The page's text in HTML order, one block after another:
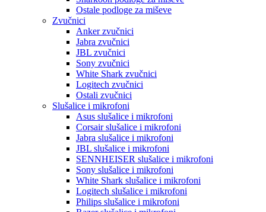
Ostale podloge za miševe
Zvučnici
Anker zvučnici
Jabra zvučnici
JBL zvučnici
Sony zvučnici
White Shark zvučnici
Logitech zvučnici
Ostali zvučnici
Slušalice i mikrofoni
Asus slušalice i mikrofoni
Corsair slušalice i mikrofoni
Jabra slušalice i mikrofoni
JBL slušalice i mikrofoni
SENNHEISER slušalice i mikrofoni
Sony slušalice i mikrofoni
White Shark slušalice i mikrofoni
Logitech slušalice i mikrofoni
Philips slušalice i mikrofoni